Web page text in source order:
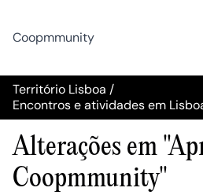
Coopmmunity
Território Lisboa /
Encontros e atividades em
Alterações em
Coopmmunity"